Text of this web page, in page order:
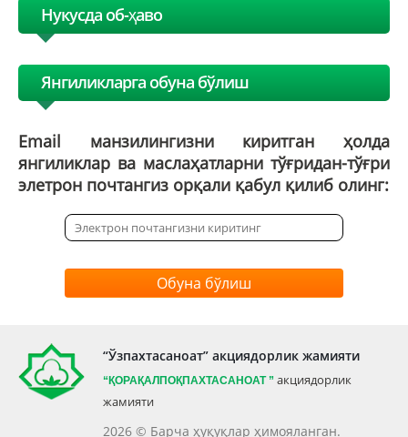
Нукусда об-ҳаво
Янгиликларга обуна бўлиш
Email манзилингизни киритган ҳолда
янгиликлар ва маслаҳатларни тўғридан-тўғри
элетрон почтангиз орқали қабул қилиб олинг:
Обуна бўлиш
“Ўзпахтасаноат” акциядорлик жамияти
“ҚОРАҚАЛПОҚПАХТАСАНОАТ” акциядорлик
жамияти
2026 © Барча ҳуқуқлар ҳимояланган.